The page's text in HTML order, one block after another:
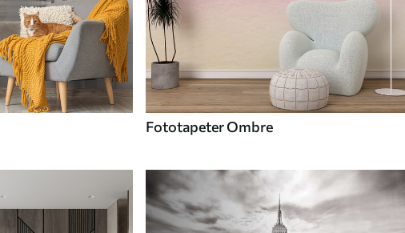
Fototapeter Ombre